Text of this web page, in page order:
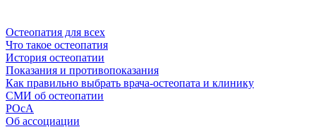
Остеопатия для всех
Что такое остеопатия
История остеопатии
Показания и противопоказания
Как правильно выбрать врача-остеопата и клинику
СМИ об остеопатии
РОсА
Об ассоциации